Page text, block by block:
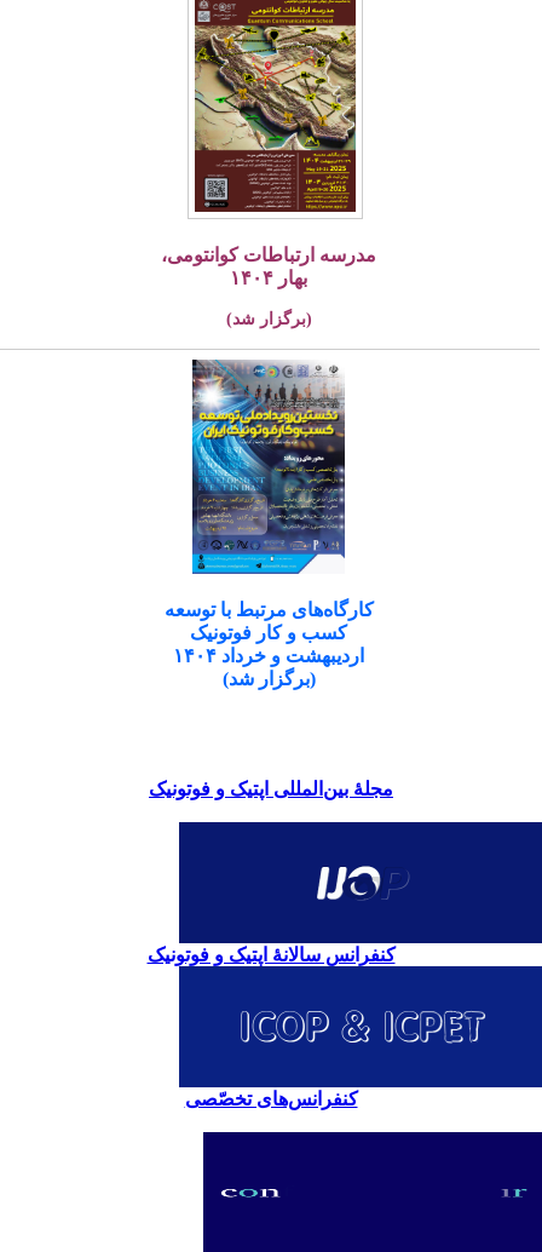
مدرسه ارتباطات کوانتومی،
بهار ۱۴۰۴
(برگزار شد)
کارگاه‌های مرتبط با توسعه
کسب و کار فوتونیک
اردیبهشت و خرداد ۱۴۰۴
(برگزار شد)
مجلۀ بین‌المللی اپتیک و فوتونیک
کنفرانس سالانۀ اپتیک و فوتونیک
کنفرانس‌های تخصّصی